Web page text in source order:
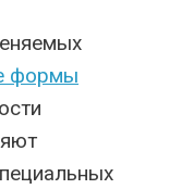
формы